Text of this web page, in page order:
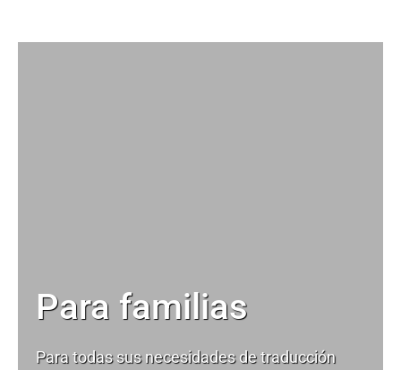
Para familias
Para todas sus necesidades detraducción